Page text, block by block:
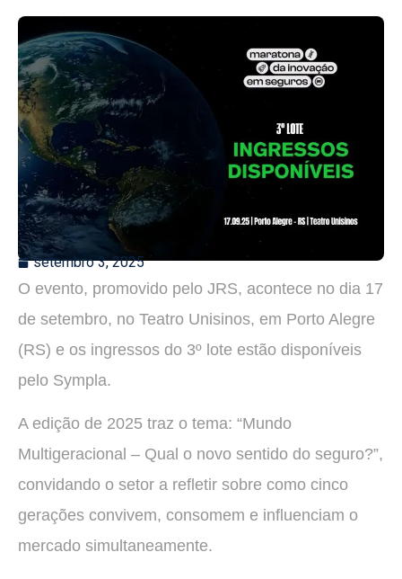
setembro 3, 2025
O evento, promovido pelo JRS, acontece no dia 17
de setembro, no Teatro Unisinos, em Porto Alegre
(RS) e os ingressos do 3º lote estão disponíveis
pelo Sympla.
A edição de 2025 traz o tema: “Mundo
Multigeracional – Qual o novo sentido do seguro?”,
convidando o setor a refletir sobre como cinco
gerações convivem, consomem e influenciam o
mercado simultaneamente.